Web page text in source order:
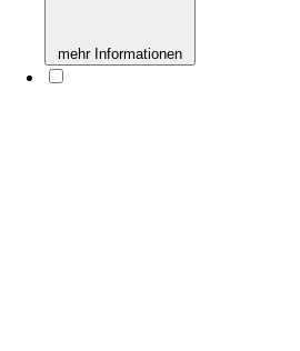
mehr Informationen